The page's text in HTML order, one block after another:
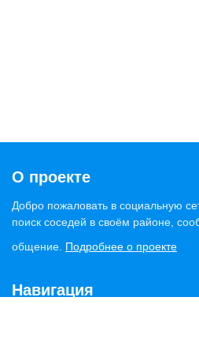
О проекте
Добро пожаловать в социальную
поиск соседей в своём районе,
общение. Подробнее о проекте
Навигация